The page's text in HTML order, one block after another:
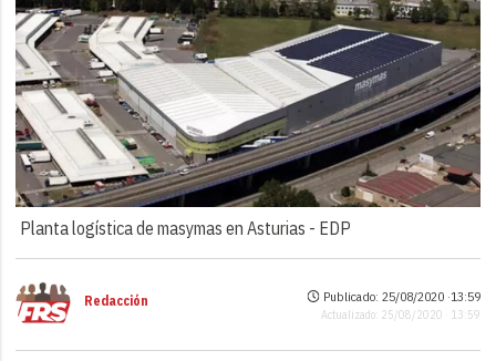
Planta logística de masymas en Asturias - EDP
Redacción Publicado: 25/08/2020 ·13:59
Actualizado: 25/08/2020 · 13:59